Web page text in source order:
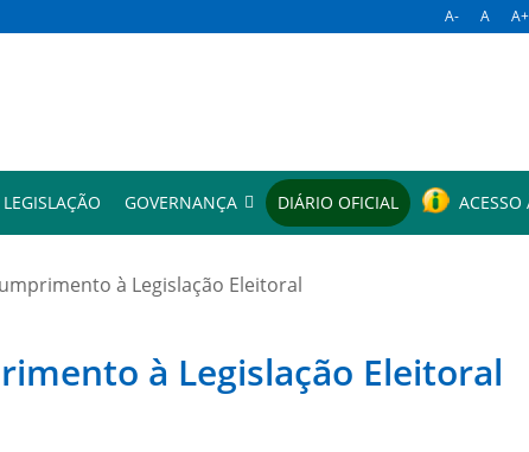
A- A A+
LEGISLAÇÃO GOVERNANÇA DIÁRIO OFICIAL
à Legislação Eleitoral
à Legislação Eleitoral